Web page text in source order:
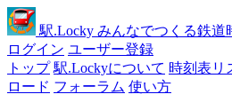
駅.Locky みんなでつくる鉄道
ログイン ユーザー登録
トップ 駅.Lockyについて 時刻表リ
ロード フォーラム 使い方